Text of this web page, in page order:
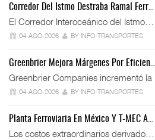
Corredor Del Istmo Destraba Ramal Ferr…
El Corredor Interoceánico del Istmo…
04-AGO-2026 BY INFO-TRANSPORTES
Greenbrier Mejora Márgenes Por Eficien…
Greenbrier Companies incrementó la
04-AGO-2026 BY INFO-TRANSPORTES
Planta Ferroviaria En México Y T-MEC A…
Los costos extraordinarios derivado…